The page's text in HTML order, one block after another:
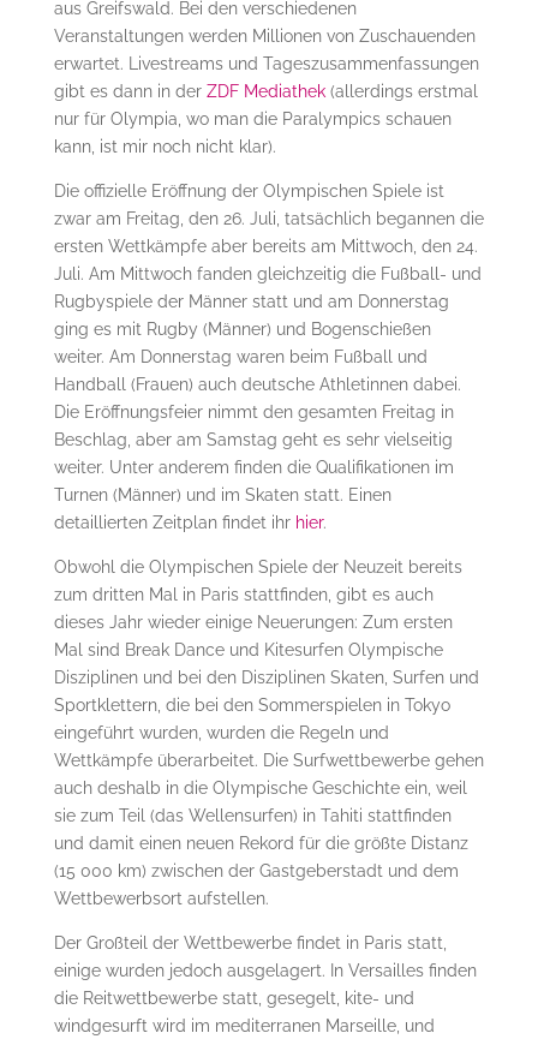
aus Greifswald. Bei den verschiedenen
Veranstaltungen werden Millionen von Zuschauenden
erwartet. Livestreams und Tageszusammenfassungen
gibt es dann in der ZDF Mediathek(allerdings erstmal
nur für Olympia, wo man die Paralympics schauen
kann, ist mir noch nicht klar).
Die offizielle Eröffnung der Olympischen Spiele ist
zwar am Freitag, den 26. Juli, tatsächlich begannen die
ersten Wettkämpfe aber bereits am Mittwoch, den 24.
Juli. Am Mittwoch fanden gleichzeitig die Fußball- und
Rugbyspiele der Männer statt und am Donnerstag
ging es mit Rugby (Männer) und Bogenschießen
weiter. Am Donnerstag waren beim Fußball und
Handball (Frauen) auch deutsche Athletinnen dabei.
Die Eröffnungsfeier nimmt den gesamten Freitag in
Beschlag, aber am Samstag geht es sehr vielseitig
weiter. Unter anderem finden die Qualifikationen im
Turnen (Männer) und im Skaten statt. Einen
detaillierten Zeitplan findet ihr hier.
Obwohl die Olympischen Spiele der Neuzeit bereits
zum dritten Mal in Paris stattfinden, gibt es auch
dieses Jahr wieder einige Neuerungen: Zum ersten
Mal sind Break Dance und Kitesurfen Olympische
Disziplinen und bei den Disziplinen Skaten, Surfen und
Sportklettern, die bei den Sommerspielen in Tokyo
eingeführt wurden, wurden die Regeln und
Wettkämpfe überarbeitet. Die Surfwettbewerbe gehen
auch deshalb in die Olympische Geschichte ein, weil
sie zum Teil (das Wellensurfen) in Tahiti stattfinden
und damit einen neuen Rekord für die größte Distanz
(15 000 km) zwischen der Gastgeberstadt und dem
Wettbewerbsort aufstellen.
Der Großteil der Wettbewerbe findet in Paris statt,
einige wurden jedoch ausgelagert. In Versailles finden
die Reitwettbewerbe statt, gesegelt, kite- und
windgesurft wird im mediterranen Marseille, und